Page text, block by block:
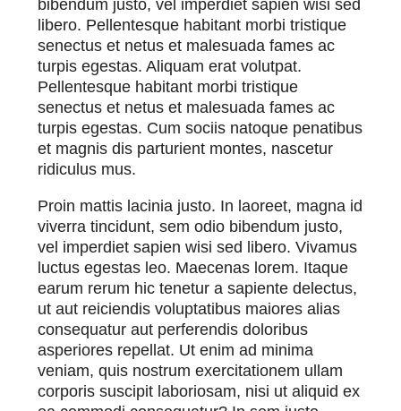
bibendum justo, vel imperdiet sapien wisi sed
libero. Pellentesque habitant morbi tristique
senectus et netus et malesuada fames ac
turpis egestas. Aliquam erat volutpat.
Pellentesque habitant morbi tristique
senectus et netus et malesuada fames ac
turpis egestas. Cum sociis natoque penatibus
et magnis dis parturient montes, nascetur
ridiculus mus.
Proin mattis lacinia justo. In laoreet, magna id
viverra tincidunt, sem odio bibendum justo,
vel imperdiet sapien wisi sed libero. Vivamus
luctus egestas leo. Maecenas lorem. Itaque
earum rerum hic tenetur a sapiente delectus,
ut aut reiciendis voluptatibus maiores alias
consequatur aut perferendis doloribus
asperiores repellat. Ut enim ad minima
veniam, quis nostrum exercitationem ullam
corporis suscipit laboriosam, nisi ut aliquid ex